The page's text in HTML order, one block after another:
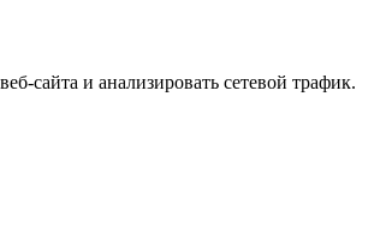
сайта и анализировать сетевой трафик.